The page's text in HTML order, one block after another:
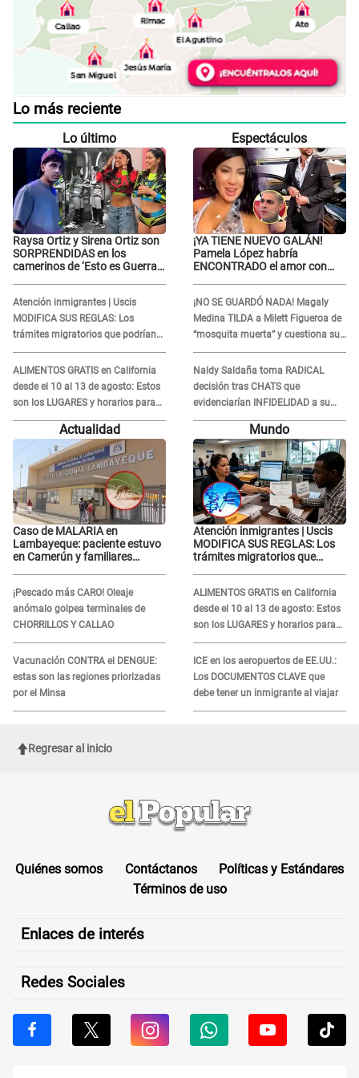
Lo más reciente
Lo último
Raysa Ortiz y Sirena Ortiz son
SORPRENDIDAS en los
camerinos de ‘Esto es Guerra’
Gabriel Moisés: “Gracias”
Atención inmigrantes | Uscis
MODIFICA SUS REGLAS: Los
trámites migratorios que podrían
necesitar tu prueba de ADN
ALIMENTOS GRATIS en California
desde el 10 al 13 de agosto: Estos
son los LUGARES y horarios para
recibir la ayuda
Espectáculos
¡YA TIENE NUEVO GALÁN!
Pamela López habría
ENCONTRADO el amor con
¡NO SE GUARDÓ NADA! Magaly
Medina TILDA a Milett Figueroa de
“mosquita muerta” y cuestiona su
RECONCILIACIÓN con Marcelo
Tinelli en TV argentina
Naldy Saldaña toma RADICAL
decisión tras CHATS que
evidenciarían INFIDELIDAD a su
novio con animador de 'La Bella
Luz': "Un día..."
Actualidad
Caso de MALARIA en
Lambayeque: paciente estuvo
en Camerún y familiares
¡Pescado más CARO! Oleaje
anómalo golpea terminales de
CHORRILLOS Y CALLAO
Vacunación CONTRA el DENGUE:
estas son las regiones priorizadas
por el Minsa
Mundo
Atención inmigrantes | Uscis
MODIFICA SUS REGLAS: Los
trámites migratorios que
ALIMENTOS GRATIS en California
desde el 10 al 13 de agosto: Estos
son los LUGARES y horarios para
recibir la ayuda
ICE en los aeropuertos de EE.UU.:
Los DOCUMENTOS CLAVE que
debe tener un inmigrante al viajar
Regresar al inicio
Quiénes somos Contáctanos
Políticas y Estándares
Términos de uso
Enlaces de interés
Redes Sociales